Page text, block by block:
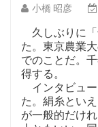
小橋 昭彦
久しぶりに
た。東京農業
でのことだ。
得する。
インタビュ
た。絹糸とい
が一般的だけ